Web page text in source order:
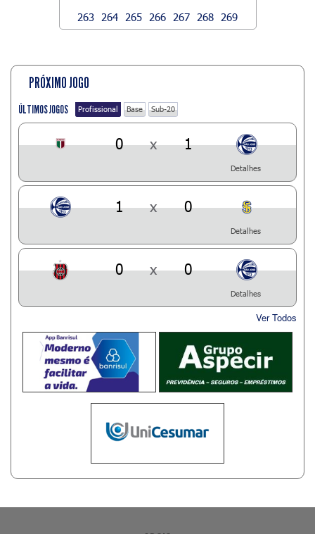
263
264 265 266 267 268 269
PRÓXIMO JOGO
ÚLTIMOS JOGOS Profissional Base Sub-20
0 x 1
Detalhes
1 x 0
Detalhes
0 x 0
Detalhes
Ver Todos